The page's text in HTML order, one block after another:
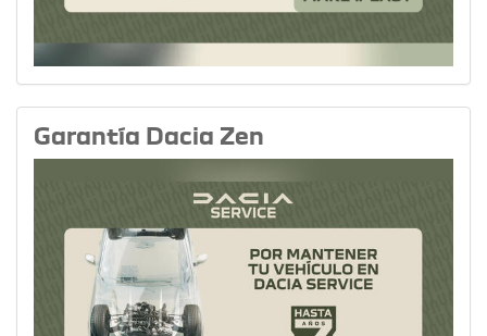
Garantía Dacia Zen